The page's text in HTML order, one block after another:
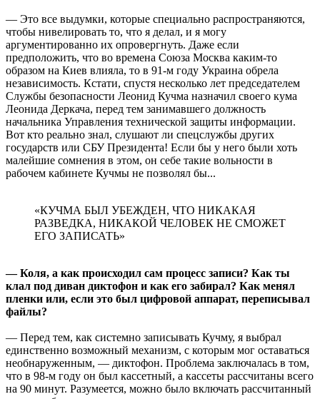
— Это все выдумки, которые специально распространяются,
чтобы нивелировать то, что я делал, и я могу
аргументированно их опровергнуть. Даже если
предположить, что во времена Союза Москва каким-то
образом на Киев влияла, то в 91-м году Украина обрела
независимость. Кстати, спустя несколько лет председателем
Службы безопасности Леонид Кучма назначил своего кума
Леонида Деркача, перед тем занимавшего должность
начальника Управления технической защиты информации.
Вот кто реально знал, слушают ли спецслужбы других
государств или СБУ Президента! Если бы у него были хоть
малейшие сомнения в этом, он себе такие вольности в
рабочем кабинете Кучмы не позволял бы...
«КУЧМА БЫЛ УБЕЖДЕН, ЧТО НИКАКАЯ
РАЗВЕДКА, НИКАКОЙ ЧЕЛОВЕК НЕ СМОЖЕТ
ЕГО ЗАПИСАТЬ»
— Коля, а как происходил сам процесс записи? Как ты
клал под диван диктофон и как его забирал? Как менял
пленки или, если это был цифровой аппарат, переписывал
файлы?
— Перед тем, как системно записывать Кучму, я выбрал
единственно возможный механизм, с которым мог оставаться
необнаруженным, — диктофон. Проблема заключалась в том,
что в 98-м году он был кассетный, а кассеты рассчитаны всего
на 90 минут. Разумеется, можно было включать рассчитанный